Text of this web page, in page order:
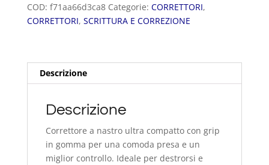
COD: f71aa66d3ca8 Categorie: CORRETTORI,
CORRETTORI, SCRITTURA E CORREZIONE
Descrizione
Descrizione
Correttore a nastro ultra compatto con grip
in gomma per una comoda presa e un
miglior controllo. Ideale per destrorsi e